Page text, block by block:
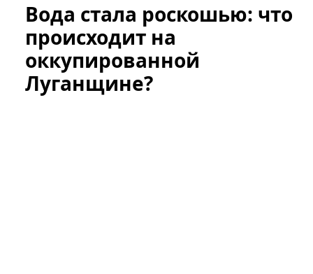
Вода стала роскошью: что
происходит на
оккупированной
Луганщине?